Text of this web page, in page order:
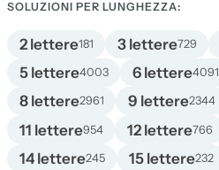
SOLUZIONI PER LUNGHEZZA:
2 lettere181 3 lettere729
5 lettere4003 6 lettere4091
8 lettere2961 9 lettere2344
11 lettere954 12 lettere766
14 lettere245 15 lettere232